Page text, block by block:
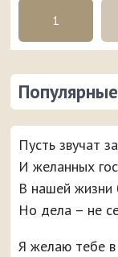
1
Пусть звучат
И желанных
В нашей жизни
Но дела – не
Я желаю тебе